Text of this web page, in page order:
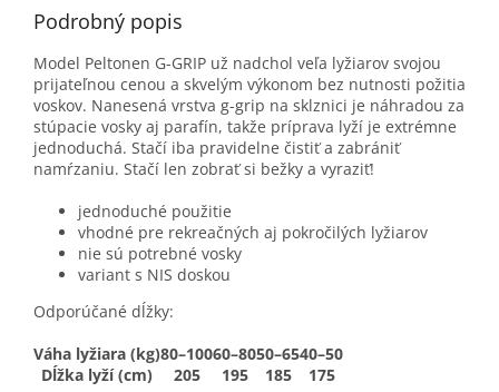
Podrobný popis
Model Peltonen G-GRIP už nadchol veľa lyžiarov svojou
prijateľnou cenou a skvelým výkonom bez nutnosti požitia
voskov. Nanesená vrstva g-grip na sklznici je náhradou za
stúpacie vosky aj parafín, takže príprava lyží je extrémne
jednoduchá. Stačí iba pravidelne čistiť a zabrániť
namŕzaniu. Stačí len zobrať si bežky a vyraziť!
jednoduché použitie
vhodné pre rekreačných aj pokročilých lyžiarov
nie sú potrebné vosky
variant s NIS doskou
Odporúčané dĺžky:
Váha lyžiara (kg)80–10060–8050–6540–50
Dĺžka lyží (cm)
205 195 185
175